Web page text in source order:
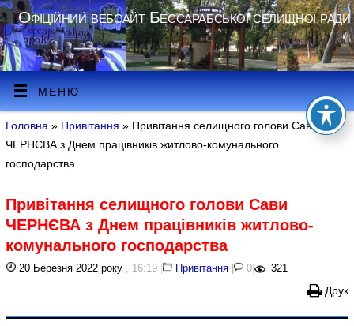
Офіційний вебсайт Бессарабської селищної ради
МЕНЮ
Головна » Привітання » Привітання селищного голови Сави
ЧЕРНЄВА з Днем працівників житлово-комунального
господарства
Привітання селищного голови Сави
ЧЕРНЄВА з Днем працівників житлово-
комунального господарства
20 Березня 2022 року , 16:19 | Привітання | 0 | 321
Друк